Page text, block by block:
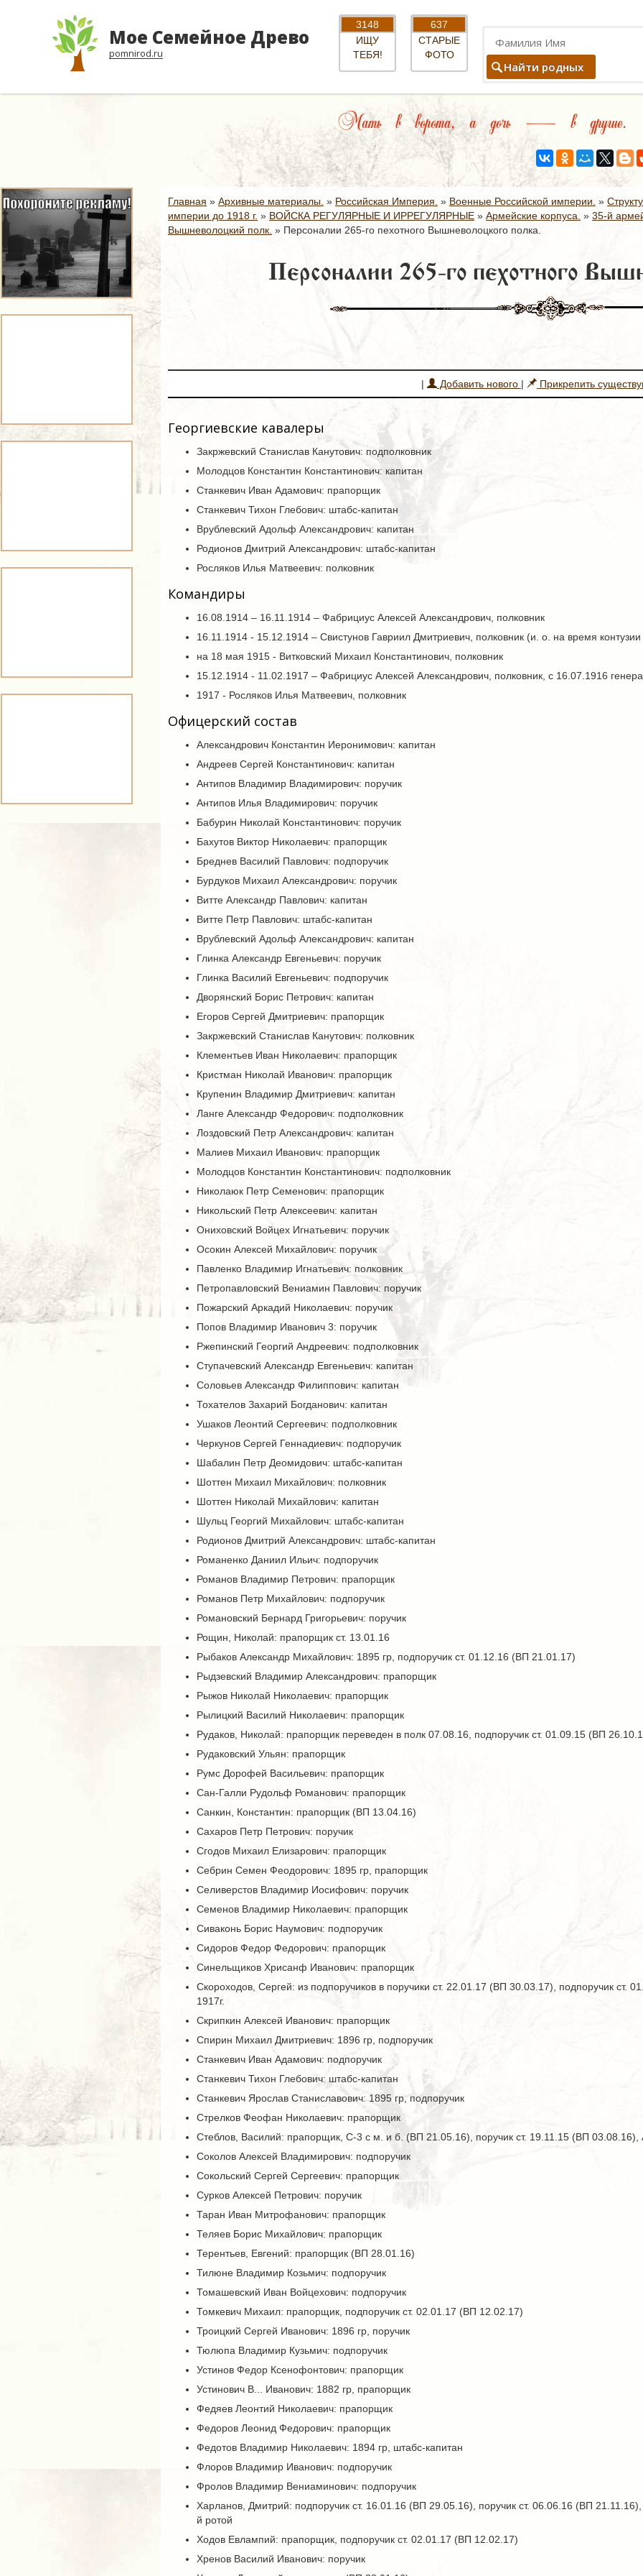
Мое Семейное Древо
pomnirod.ru
3148
ИЩУ
ТЕБЯ!
637
СТАРЫЕ
ФОТО
Найти родных
Мать в ворота, а дочь — в другие.
Главная » Архивные материалы. » Российская Империя. » Военные Российской империи. »
империи до 1918 г. » ВОЙСКА РЕГУЛЯРНЫЕ И ИРРЕГУЛЯРНЫЕ » Армейские корпуса. » 35-й
Вышневолоцкий полк. » Персоналии 265-го пехотного Вышневолоцкого полка.
Персоналии 265-го пехотного
| Добавить нового | Прикрепить
Георгиевские кавалеры
Закржевский Станислав Канутович: подполковник
Молодцов Константин Константинович: капитан
Станкевич Иван Адамович: прапорщик
Станкевич Тихон Глебович: штабс-капитан
Врублевский Адольф Александрович: капитан
Родионов Дмитрий Александрович: штабс-капитан
Росляков Илья Матвеевич: полковник
Командиры
16.08.1914 – 16.11.1914 – Фабрициус Алексей Александрович, полковник
16.11.1914 - 15.12.1914 – Свистунов Гавриил Дмитриевич, полковник (и. о. на время
на 18 мая 1915 - Витковский Михаил Константинович, полковник
15.12.1914 - 11.02.1917 – Фабрициус Алексей Александрович, полковник, с 16.07.1916
1917 - Росляков Илья Матвеевич, полковник
Офицерский состав
Александрович Константин Иеронимович: капитан
Андреев Сергей Константинович: капитан
Антипов Владимир Владимирович: поручик
Антипов Илья Владимирович: поручик
Бабурин Николай Константинович: поручик
Бахутов Виктор Николаевич: прапорщик
Бреднев Василий Павлович: подпоручик
Бурдуков Михаил Александрович: поручик
Витте Александр Павлович: капитан
Витте Петр Павлович: штабс-капитан
Врублевский Адольф Александрович: капитан
Глинка Александр Евгеньевич: поручик
Глинка Василий Евгеньевич: подпоручик
Дворянский Борис Петрович: капитан
Егоров Сергей Дмитриевич: прапорщик
Закржевский Станислав Канутович: полковник
Клементьев Иван Николаевич: прапорщик
Кристман Николай Иванович: прапорщик
Крупенин Владимир Дмитриевич: капитан
Ланге Александр Федорович: подполковник
Лоздовский Петр Александрович: капитан
Малиев Михаил Иванович: прапорщик
Молодцов Константин Константинович: подполковник
Николаюк Петр Семенович: прапорщик
Никольский Петр Алексеевич: капитан
Ониховский Войцех Игнатьевич: поручик
Осокин Алексей Михайлович: поручик
Павленко Владимир Игнатьевич: полковник
Петропавловский Вениамин Павлович: поручик
Пожарский Аркадий Николаевич: поручик
Попов Владимир Иванович 3: поручик
Ржепинский Георгий Андреевич: подполковник
Ступачевский Александр Евгеньевич: капитан
Соловьев Александр Филиппович: капитан
Тохателов Захарий Богданович: капитан
Ушаков Леонтий Сергеевич: подполковник
Черкунов Сергей Геннадиевич: подпоручик
Шабалин Петр Деомидович: штабс-капитан
Шоттен Михаил Михайлович: полковник
Шоттен Николай Михайлович: капитан
Шульц Георгий Михайлович: штабс-капитан
Родионов Дмитрий Александрович: штабс-капитан
Романенко Даниил Ильич: подпоручик
Романов Владимир Петрович: прапорщик
Романов Петр Михайлович: подпоручик
Романовский Бернард Григорьевич: поручик
Рощин, Николай: прапорщик ст. 13.01.16
Рыбаков Александр Михайлович: 1895 гр, подпоручик ст. 01.12.16 (ВП 21.01.17)
Рыдзевский Владимир Александрович: прапорщик
Рыжов Николай Николаевич: прапорщик
Рылицкий Василий Николаевич: прапорщик
Рудаков, Николай: прапорщик переведен в полк 07.08.16, подпоручик ст. 01.09.15 (ВП
Рудаковский Ульян: прапорщик
Румс Дорофей Васильевич: прапорщик
Сан-Галли Рудольф Романович: прапорщик
Санкин, Константин: прапорщик (ВП 13.04.16)
Сахаров Петр Петрович: поручик
Сгодов Михаил Елизарович: прапорщик
Себрин Семен Феодорович: 1895 гр, прапорщик
Селиверстов Владимир Иосифович: поручик
Семенов Владимир Николаевич: прапорщик
Сиваконь Борис Наумович: подпоручик
Сидоров Федор Федорович: прапорщик
Синельщиков Хрисанф Иванович: прапорщик
Скороходов, Сергей: из подпоручиков в поручики ст. 22.01.17 (ВП 30.03.17), подпоручик
1917г.
Скрипкин Алексей Иванович: прапорщик
Спирин Михаил Дмитриевич: 1896 гр, подпоручик
Станкевич Иван Адамович: подпоручик
Станкевич Тихон Глебович: штабс-капитан
Станкевич Ярослав Станиславович: 1895 гр, подпоручик
Стрелков Феофан Николаевич: прапорщик
Стеблов, Василий: прапорщик, С-3 с м. и б. (ВП 21.05.16), поручик ст. 19.11.15 (ВП
Соколов Алексей Владимирович: подпоручик
Сокольский Сергей Сергеевич: прапорщик
Сурков Алексей Петрович: поручик
Таран Иван Митрофанович: прапорщик
Теляев Борис Михайлович: прапорщик
Терентьев, Евгений: прапорщик (ВП 28.01.16)
Тилюне Владимир Козьмич: подпоручик
Томашевский Иван Войцехович: подпоручик
Томкевич Михаил: прапорщик, подпоручик ст. 02.01.17 (ВП 12.02.17)
Троицкий Сергей Иванович: 1896 гр, поручик
Тюлюпа Владимир Кузьмич: подпоручик
Устинов Федор Ксенофонтович: прапорщик
Устинович В... Иванович: 1882 гр, прапорщик
Федяев Леонтий Николаевич: прапорщик
Федоров Леонид Федорович: прапорщик
Федотов Владимир Николаевич: 1894 гр, штабс-капитан
Флоров Владимир Иванович: подпоручик
Фролов Владимир Вениаминович: подпоручик
Харланов, Дмитрий: подпоручик ст. 16.01.16 (ВП 29.05.16), поручик ст. 06.06.16 (ВП
й ротой
Ходов Евлампий: прапорщик, подпоручик ст. 02.01.17 (ВП 12.02.17)
Хренов Василий Иванович: поручик